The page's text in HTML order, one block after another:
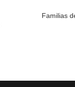
Familias